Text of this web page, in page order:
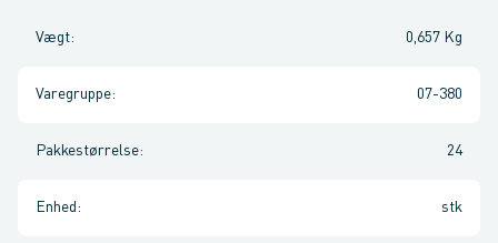
Vægt: 0,657 Kg
Varegruppe: 07-380
Pakkestørrelse: 24
Enhed : stk